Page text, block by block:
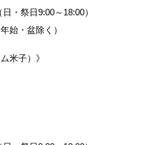
日・祭日9:00～18:00）
始・盆除く）
米子）》